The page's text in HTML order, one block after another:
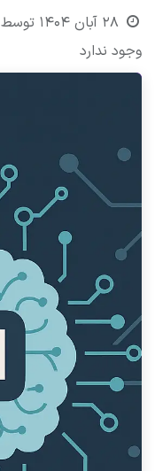
۲۸ آبان ۱۴۰۴ توسط
وجود ندارد